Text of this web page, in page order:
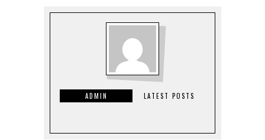
ADMIN LATEST POSTS